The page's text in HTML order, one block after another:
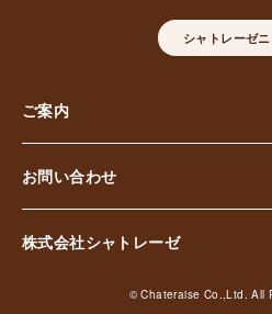
シャトレーゼ
ご案内
お問い合わせ
株式会社シャトレーゼ
© Chateraise Co.,Ltd. All